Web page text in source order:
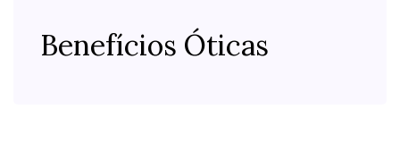
Benefícios Óticas